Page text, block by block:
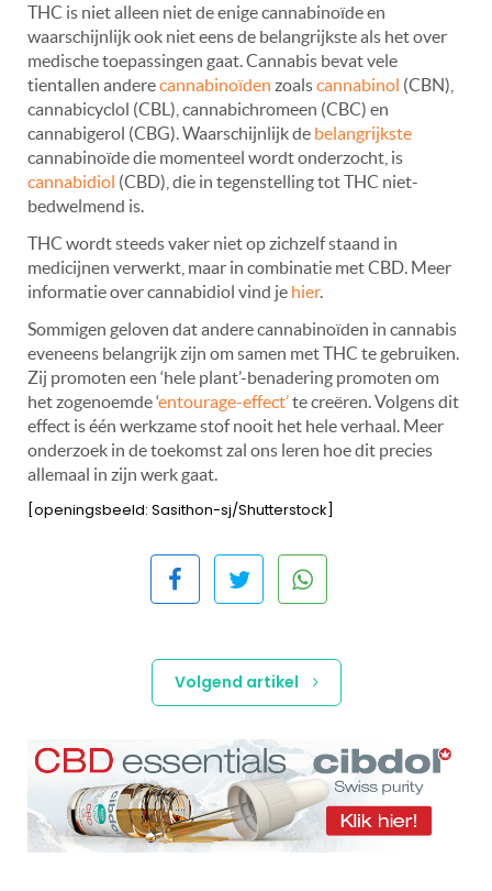
THC is niet alleen niet de enige cannabinoïde en
waarschijnlijk ook niet eens de belangrijkste als het over
medische toepassingen gaat. Cannabis bevat vele
tientallen anderecannabinoïden zoalscannabinol (CBN),
cannabicyclol (CBL), cannabichromeen (CBC) en
cannabigerol (CBG). Waarschijnlijk de belangrijkste
cannabinoïde die momenteel wordt onderzocht, is
cannabidiol (CBD), die in tegenstelling tot THC niet-
bedwelmend is.
THC wordt steeds vaker niet op zichzelf staand in
medicijnen verwerkt, maar in combinatie met CBD. Meer
informatie over cannabidiol vind je hier.
Sommigen geloven dat andere cannabinoïden in cannabis
eveneens belangrijk zijn om samen met THC te gebruiken.
Zij promoten een ‘hele plant’-benadering promoten om
het zogenoemde ‘entourage-effect’te creëren. Volgens dit
effect is één werkzame stof nooit het hele verhaal. Meer
onderzoek in de toekomst zal ons leren hoe dit precies
allemaal in zijn werk gaat.
[openingsbeeld: Sasithon-sj/Shutterstock]
Volgend artikel